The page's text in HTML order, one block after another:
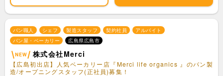
パン職人 シェフ 製造スタッフ 契約社員
アルバイト
パン屋・ベーカリー
広島県広島市
株式会社Merci
【広島初出店】人気ベーカリー店『Merci life organics 』のパン製
造/オープニングスタッフ(正社員)募集！